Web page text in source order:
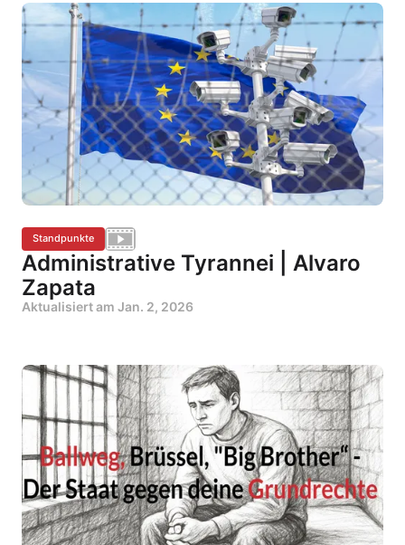
Standpunkte
Administrative Tyrannei | Alvaro
Zapata
Aktualisiert am Jan. 2, 2026